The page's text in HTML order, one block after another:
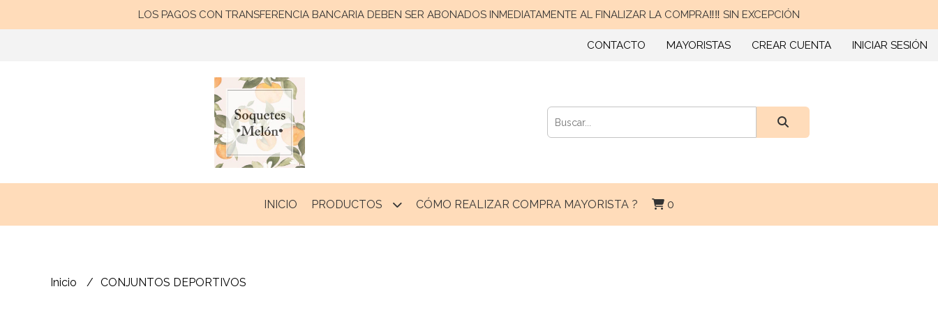
LOS PAGOS CON TRANSFERENCIA BANCARIA DEBEN SER ABONADOS INMEDIATAMENTE AL FINALIZAR LA COMPRA‼️‼️ SIN EXCEPCIÓN
CONTACTO MAYORISTAS CREAR CUENTA INICIAR SESIÓN
INICIO PRODUCTOS CÓMO REALIZAR COMPRA MAYORISTA ? 0
Inicio CONJUNTOS DEPORTIVOS